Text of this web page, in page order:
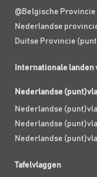
@Belgische
Nederlandse
Duitse Provincie
Internationale landen
Nederlandse
Nederlandse
Nederlandse
Nederlandse
Tafelvlaggen